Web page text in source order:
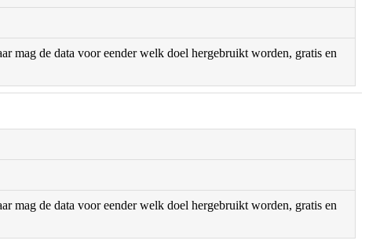
mag de data voor eender welk doel hergebruikt worden, gratis en
mag de data voor eender welk doel hergebruikt worden, gratis en